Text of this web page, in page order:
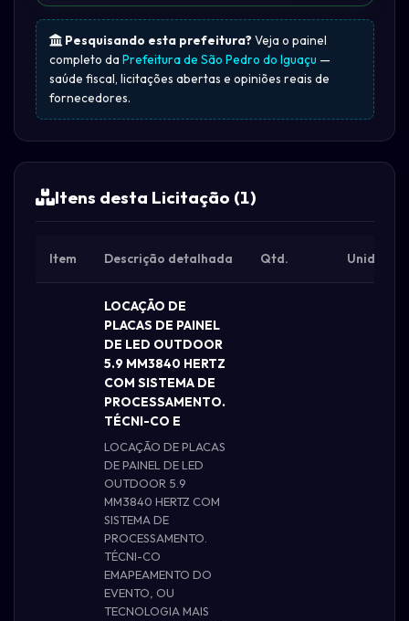
Pesquisando esta prefeitura? Veja o painel
completo da Prefeitura de São Pedro do Iguaçu —
saúde fiscal, licitações abertas e opiniões reais de
fornecedores.
Itens desta Licitação (1)
Item Descrição detalhada Qtd. Unid.
LOCAÇÃO DE
PLACAS DE PAINEL
DE LED OUTDOOR
5.9 MM3840 HERTZ
COM SISTEMA DE
PROCESSAMENTO.
TÉCNI-CO E
LOCAÇÃO DE PLACAS
DE PAINEL DE LED
OUTDOOR 5.9
MM3840 HERTZ COM
SISTEMA DE
PROCESSAMENTO.
TÉCNI-CO
EMAPEAMENTO DO
EVENTO, OU
TECNOLOGIA MAIS